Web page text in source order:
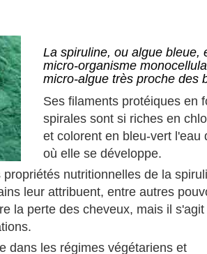
La spiruline, ou algue bleue,
micro-organisme
micro-algue très proche des
Ses filaments protéiques en
spirales sont si riches en
et colorent en bleu-vert l'eau
où elle se développe.
nutritionnelles de la
leur attribuent, entre autres
la perte des cheveux, mais il s'agit
dans les régimes végétariens et